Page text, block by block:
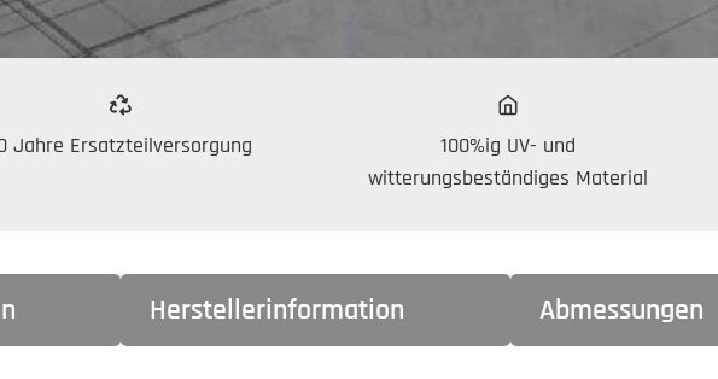
Jahre Ersatzteilversorgung
100%ig UV- und
witterungsbeständiges Material
Herstellerinformation Abmessungen